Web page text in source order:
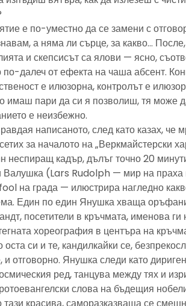
е по-уместно да се замени с
а няма ли сърце, за какво…
и скепсисът са ялови — ясно,
по-далеч от ефекта на чаша абсент.
е илюзорна, контролът е
имаш пари да си я позволиш, тя може
е неизбежно.
написаното, след като казах, че
за началото на „Веркмайстерски
неспиращ кадър, дълъг точно 20
Валушка (Lars Rudolph — мир на
на града — илюстрира нагледно
Един по един Янушка хваща
посетители в кръчмата, именова ги
хореография в центъра на
оста си и те, кандилкайки се,
отговорно. Янушка следи като
ред, танцува между тях и
слова на бъдещия